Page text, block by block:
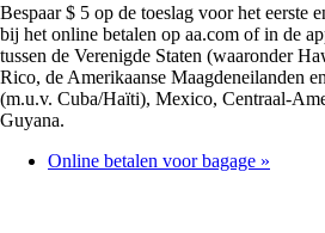
Bespaar $ 5 op de toeslag voor het eerste
bij het online betalen op aa.com of in de
tussen de Verenigde Staten (waaronder
Rico, de Amerikaanse Maagdeneilanden
(m.u.v. Cuba/Haïti), Mexico, Centraal-
Guyana.
Online betalen voor bagage